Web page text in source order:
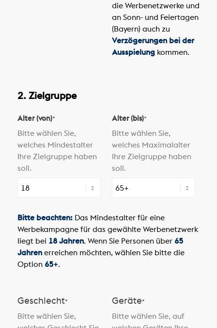
die Werbenetzwerke und
an Sonn- und Feiertagen
(Bayern) auch zu
Verzögerungen bei der
Ausspielungkommen.
2. Zielgruppe
Alter (von)*
Bitte wählen Sie,
welches Mindestalter
Ihre Zielgruppe haben
soll.
Alter (bis)*
Bitte wählen Sie,
welches Maximalalter
Ihre Zielgruppe haben
soll.
Bitte beachten:Das Mindestalter für eine
Werbekampagne für das gewählte Werbenetzwerk
liegt bei 18 Jahren. Wenn Sie Personen über 65
Jahrenerreichen möchten, wählen Sie bitte die
Option 65+.
Geschlecht*
Bitte wählen Sie,
Geräte*
Bitte wählen Sie, auf